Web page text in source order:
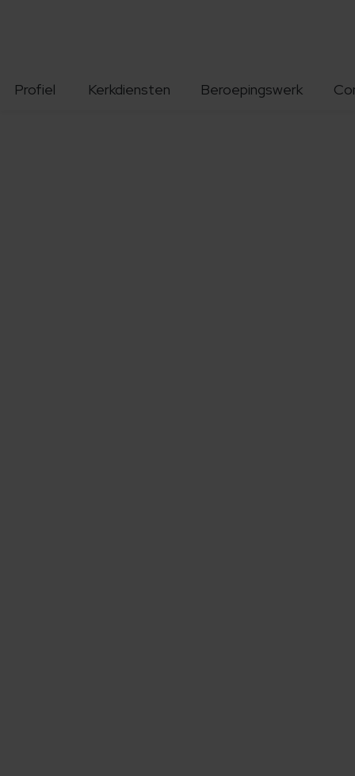
Profiel Kerkdiensten Beroepingswerk